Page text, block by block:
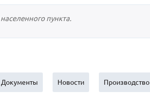
Двустворчатые
С фрамугой(265)
Полуторапольные (289)
пункта.
Документы Новости Производство